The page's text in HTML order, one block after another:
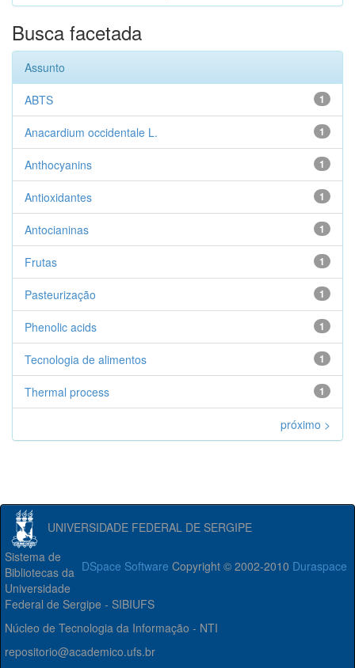
Busca facetada
Assunto
1
ABTS
1
Anacardium occidentale L.
1
Anthocyanins
1
Antioxidantes
1
Antocianinas
1
Frutas
1
Pasteurização
1
Phenolic acids
1
Tecnologia de alimentos
1
Thermal process
próximo >
UNIVERSIDADE FEDERAL DE SERGIPE
DSpace Software Copyright © 2002-2010 Duraspace
Sistema de
Bibliotecas da
Universidade
Federal de Sergipe - SIBIUFS
Núcleo de Tecnologia da Informação - NTI
repositorio@academico.ufs.br